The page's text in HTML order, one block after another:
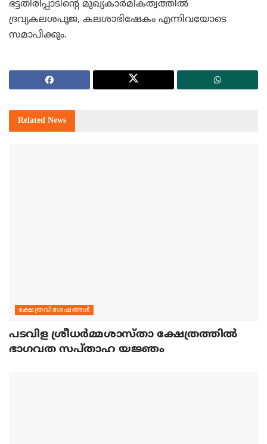
ഭട്ടതിരിപ്പാടിന്റെ മുഖ്യകാര്‍മികത്വത്തില്‍
ദ്രവ്യകലശപൂജ, കലശാഭിഷേകം എന്നിവയോടെ
സമാപിക്കും.
Related News
ക്ഷേത്രവിശേഷങ്ങള്‍
പടവിള ശ്രീധര്‍മ്മശാസ്താ ക്ഷേത്രത്തില്‍
ഭാഗവത സപ്താഹ യജ്ഞം